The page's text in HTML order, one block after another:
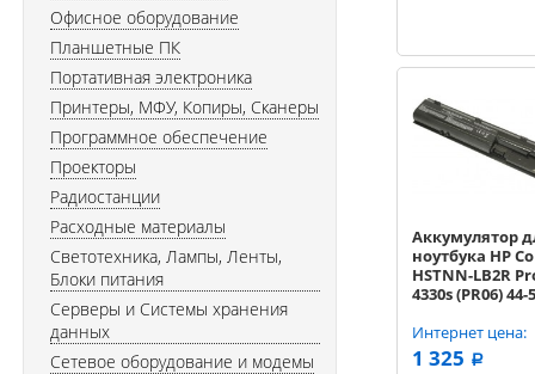
Аккумулятор
ноутбука HP
HSTNN-LB2R
4330s (PR06)
Интернет цена:
1 325 a
Офисное оборудование
Планшетные ПК
Портативная электроника
Принтеры, МФУ, Копиры, Сканеры
Программное обеспечение
Проекторы
Радиостанции
Расходные материалы
Светотехника, Лампы, Ленты,
Блоки питания
Серверы и Системы хранения
данных
Сетевое оборудование и модемы